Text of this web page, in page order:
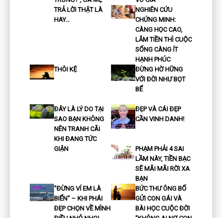
TRẢ LỜI THẬT LÀ
HAY…
NGHIÊN CỨU
CHỨNG MINH:
CÀNG HỌC CAO,
LẮM TIỀN THÌ CUỘC
SỐNG CÀNG ÍT
HẠNH PHÚC
THÔI KỆ
ĐỪNG HỜ HỮNG
VỚI ĐỜI NHƯ BỌT
BỂ
ĐÂY LÀ LÝ DO TẠI
SAO BẠN KHÔNG
NÊN TRANH CÃI
KHI ĐANG TỨC
GIẬN
ĐẸP VÀ CÁI ĐẸP
CẦN VINH DANH!
PHẠM PHẢI 4 SAI
LẦM NÀY, TIỀN BẠC
SẼ MÃI MÃI RỜI XA
BẠN
"ĐỪNG VÍ EM LÀ
BIỂN" – KHI PHÁI
ĐẸP CHỌN VỀ MÌNH
BỨC THƯ ÔNG BỐ
GỬI CON GÁI VÀ
BÀI HỌC CUỘC ĐỜI